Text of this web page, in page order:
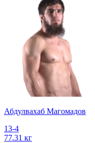
Абдулвахаб Магомадов
13-4
77.31 кг